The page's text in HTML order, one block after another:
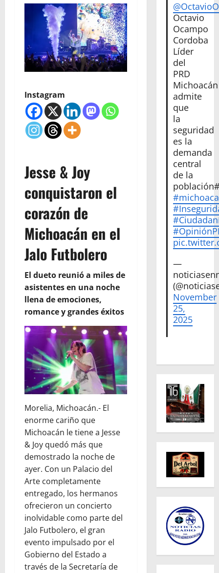
Instagram
Jesse & Joy
conquistaron el
corazón de
Michoacán en el
Jalo Futbolero
El dueto reunió a miles de
asistentes en una noche
llena de emociones,
romance y grandes éxitos
Morelia, Michoacán.- El
enorme cariño que
Michoacán le tiene a Jesse
& Joy quedó más que
demostrado la noche de
ayer. Con un Palacio del
Arte completamente
entregado, los hermanos
ofrecieron un concierto
inolvidable como parte del
Jalo Futbolero, el gran
evento impulsado por el
Gobierno del Estado a
través de la Secretaría de
Octavio
Ocampo
Cordoba
Líder
del
PRD
Michoacán
admite
que
la
seguridad
es la
demanda
central
de la
—
November
25,
2025